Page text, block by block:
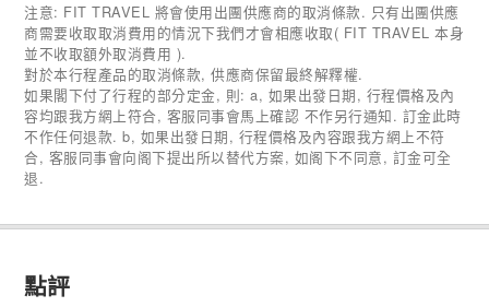
注意: FIT TRAVEL 將會使用出團供應商的取消條款. 只有出團供應
商需要收取取消費用的情況下我們才會相應收取( FIT TRAVEL 本身
並不收取額外取消費用 ).
對於本行程產品的取消條款, 供應商保留最終解釋權.
如果閣下付了行程的部分定金, 則: a, 如果出發日期, 行程價格及內
容均跟我方網上符合, 客服同事會馬上確認 不作另行通知. 訂金此時
不作任何退款. b, 如果出發日期, 行程價格及內容跟我方網上不符
合, 客服同事會向阁下提出所以替代方案, 如阁下不同意, 訂金可全
退.
點評